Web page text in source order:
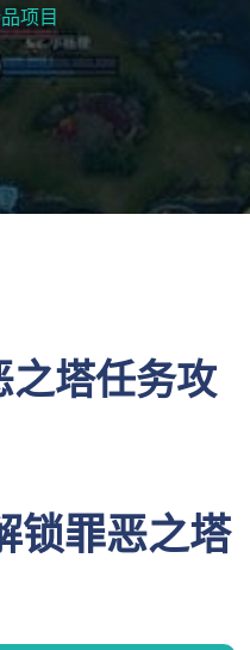
项目
之塔任务攻
锁罪恶之塔